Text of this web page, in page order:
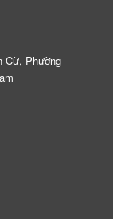
Cừ, Phường